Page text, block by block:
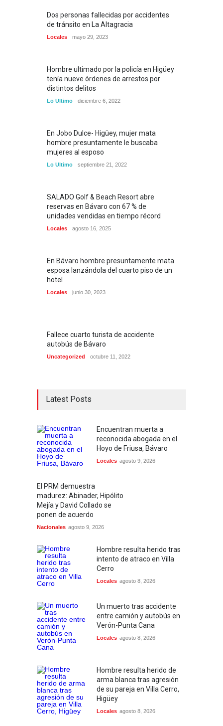
Dos personas fallecidas por accidentes
de tránsito en La Altagracia
Locales mayo 29, 2023
Hombre ultimado por la policía en Higüey
tenía nueve órdenes de arrestos por
distintos delitos
Lo Ultimo diciembre 6, 2022
En Jobo Dulce- Higüey, mujer mata
hombre presuntamente le buscaba
mujeres al esposo
Lo Ultimo septiembre 21, 2022
SALADO Golf & Beach Resort abre
reservas en Bávaro con 67 % de
unidades vendidas en tiempo récord
Locales agosto 16, 2025
En Bávaro hombre presuntamente mata
esposa lanzándola del cuarto piso de un
hotel
Locales junio 30, 2023
Fallece cuarto turista de accidente
autobús de Bávaro
Uncategorized octubre 11, 2022
Latest Posts
Encuentran muerta a
reconocida abogada en el
Hoyo de Friusa, Bávaro
Locales agosto 9, 2026
El PRM demuestra
madurez: Abinader, Hipólito
Mejía y David Collado se
ponen de acuerdo
Nacionales agosto 9, 2026
Hombre resulta herido tras
intento de atraco en Villa
Cerro
Locales agosto 8, 2026
Un muerto tras accidente
entre camión y autobús en
Verón-Punta Cana
Locales agosto 8, 2026
Hombre resulta herido de
arma blanca tras agresión
de su pareja en Villa Cerro,
Higüey
Locales agosto 8, 2026